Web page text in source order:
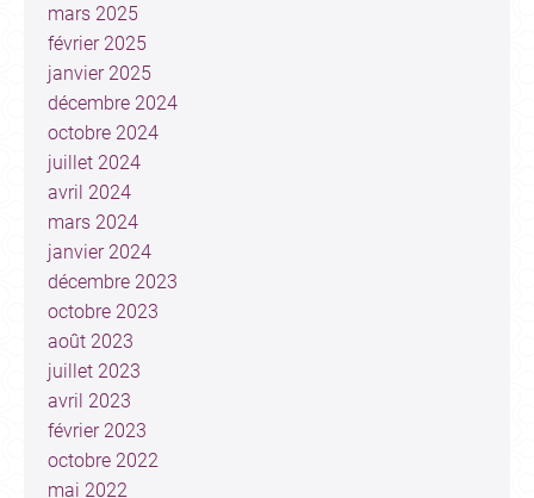
mars 2025
février 2025
janvier 2025
décembre 2024
octobre 2024
juillet 2024
avril 2024
mars 2024
janvier 2024
décembre 2023
octobre 2023
août 2023
juillet 2023
avril 2023
février 2023
octobre 2022
mai 2022